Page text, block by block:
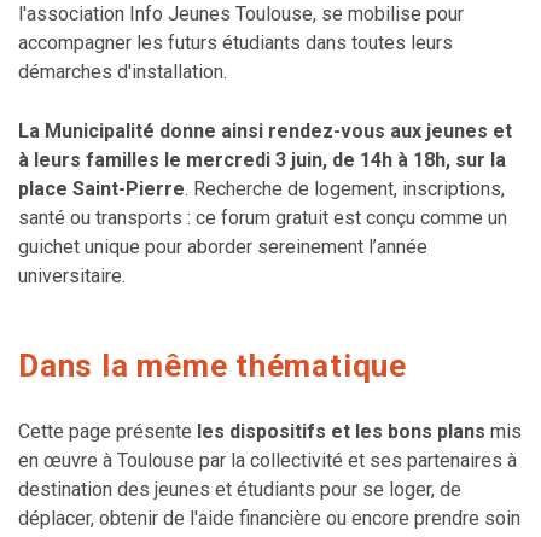
l'association Info Jeunes Toulouse, se mobilise pour
accompagner les futurs étudiants dans toutes leurs
démarches d'installation.
La Municipalité donne ainsi rendez-vous aux jeunes et
à leurs familles le mercredi 3 juin, de 14h à 18h, sur la
place Saint-Pierre. Recherche de logement, inscriptions,
santé ou transports : ce forum gratuit est conçu comme un
guichet unique pour aborder sereinement l’année
universitaire.
Dans la même thématique
Cette page présente les dispositifs et les bons plans mis
en œuvre à Toulouse par la collectivité et ses partenaires à
destination des jeunes et étudiants pour se loger, de
déplacer, obtenir de l'aide financière ou encore prendre soin